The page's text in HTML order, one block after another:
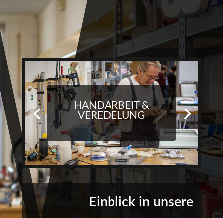
HANDARBEIT &
VEREDELUNG
Einblick in unsere